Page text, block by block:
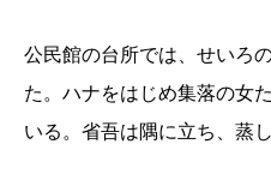
公民館の台所では、せいろ
た。ハナをはじめ集落の女
いる。省吾は隅に立ち、蒸